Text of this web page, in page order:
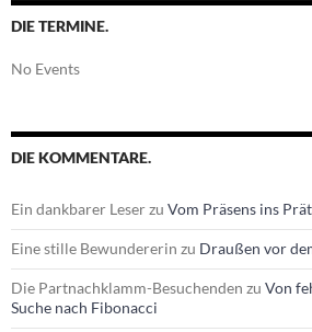
DIE TERMINE.
No Events
DIE KOMMENTARE.
Ein dankbarer Leserzu Vom Präsens ins
Eine stille Bewundererin zu Draußen vor
Die Partnachklamm-Besuchenden zu Von
Suche nach Fibonacci